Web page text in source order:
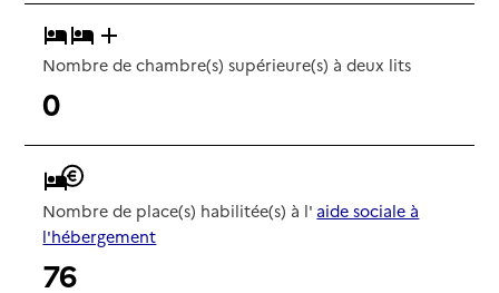
Nombre de chambre(s) supérieure(s) à deux lits
0
Nombre de place(s) habilitée(s) à l' aide sociale à
l'hébergement
76